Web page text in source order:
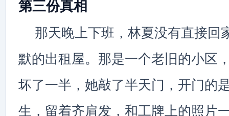
第三份真相
那天晚上下班，林夏没有直接回
默的出租屋。那是一个老旧的小区
坏了一半，她敲了半天门，开门的
生，留着齐肩发，和工牌上的照片